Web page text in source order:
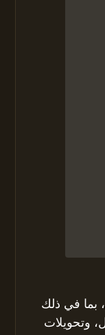
بما في ذلك
وتحويلات